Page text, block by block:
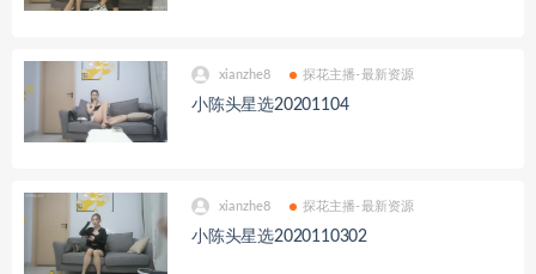
xianzhe8 探花主播-最新资源
小陈头星选20201104
xianzhe8 探花主播-最新资源
小陈头星选2020110302